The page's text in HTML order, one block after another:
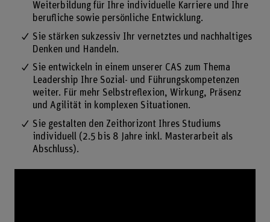
Weiterbildung für Ihre individuelle Karriere und Ihre
berufliche sowie persönliche Entwicklung.
Sie stärken sukzessiv Ihr vernetztes und nachhaltiges
Denken und Handeln.
Sie entwickeln in einem unserer CAS zum Thema
Leadership Ihre Sozial- und Führungskompetenzen
weiter. Für mehr Selbstreflexion, Wirkung, Präsenz
und Agilität in komplexen Situationen.
Sie gestalten den Zeithorizont Ihres Studiums
individuell (2.5 bis 8 Jahre inkl. Masterarbeit als
Abschluss).